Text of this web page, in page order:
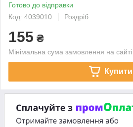
Готово до відправки
Код: 4039010
Роздріб
155 ₴
Мінімальна сума замовлення на
Купити